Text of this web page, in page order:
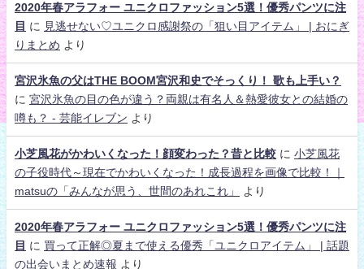
2020年春アラフォー ユニクロファッション5選！優秀パンツに注
目 に
見逃せない♡ユニクロ感謝祭の「狙い目アイテム」 | おにぎ
りまとめ より
宮沢氷魚の父はTHE BOOM宮沢和史でそっくり！ 歌も上手い？
に 宮沢氷魚の目の色が違う？両親は有名人＆熱愛彼女との結婚の
噂も？ - 芸能イレブン より
小芝風花がかわいくなった！顔変わった？昔と比較 に 小芝風花
の子役時代～現在でかわいくなった！成長過程を画像で比較！｜
matsuの「みんなが思う、世間のあれこれ」
より
2020年春アラフォー ユニクロファッション5選！優秀パンツに注
目 に 買って正解◎夏まで使える優秀「ユニクロアイテム」 | 話題
の出会いまとめ速報 より